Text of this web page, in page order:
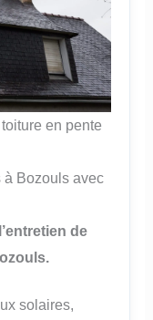
en pente
à Bozouls avec
de
solaires,